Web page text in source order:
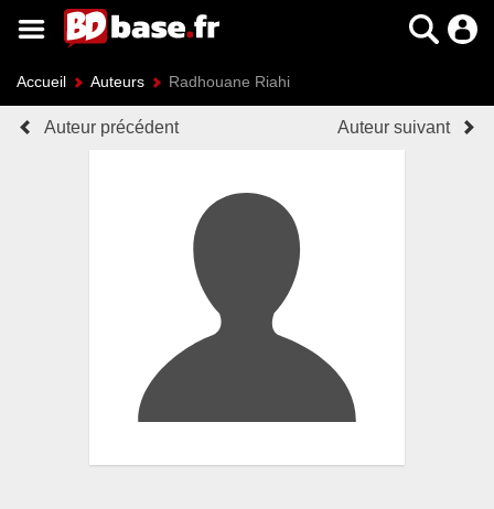
Accueil Auteurs Radhouane Riahi
Auteur précédent Auteur suivant